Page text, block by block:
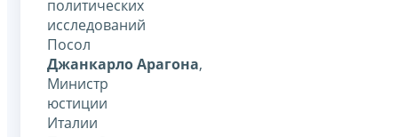
политических
исследований
Посол
Джанкарло Арагона,
Министр
юстиции
Италии